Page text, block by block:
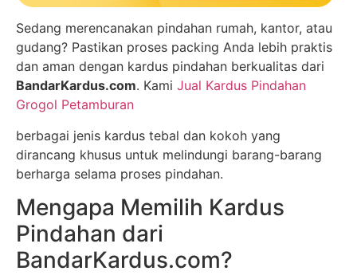
Sedang merencanakan pindahan rumah, kantor, atau
gudang? Pastikan proses packing Anda lebih praktis
dan aman dengan kardus pindahan berkualitas dari
BandarKardus.com. Kami Jual Kardus Pindahan
Grogol Petamburan
berbagai jenis kardus tebal dan kokoh yang
dirancang khusus untuk melindungi barang-barang
berharga selama proses pindahan.
Mengapa Memilih Kardus
Pindahan dari
BandarKardus.com?